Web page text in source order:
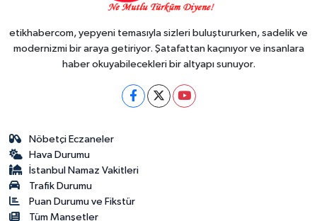
etikhabercom, yepyeni temasıyla sizleri buluştururken, sadelik ve
modernizmi bir araya getiriyor. Şatafattan kaçınıyor ve insanlara
haber okuyabilecekleri bir altyapı sunuyor.
Nöbetçi Eczaneler
Hava Durumu
İstanbul Namaz Vakitleri
Trafik Durumu
Puan Durumu ve Fikstür
Tüm Manşetler